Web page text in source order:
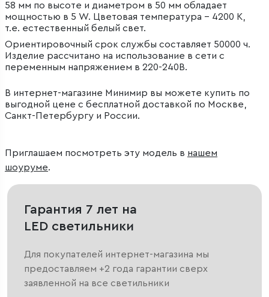
58 мм по высоте и диаметром в 50 мм обладает
мощностью в 5 W. Цветовая температура – 4200 К,
т.е. естественный белый свет.
Ориентировочный срок службы составляет 50000 ч.
Изделие рассчитано на использование в сети с
переменным напряжением в 220-240В.
В интернет-магазине Минимир вы можете купить по
выгодной цене с бесплатной доставкой по Москве,
Санкт-Петербургу и России.
Приглашаем посмотреть эту модель в нашем
шоуруме.
Гарантия 7 лет на
LED светильники
Для покупателей интернет-магазина мы
предоставляем +2 года гарантии сверх
заявленной на все светильники